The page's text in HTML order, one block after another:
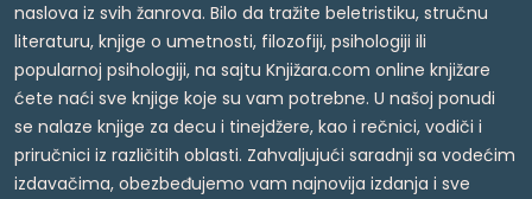
naslova iz svih žanrova. Bilo da tražite beletristiku, stručnu
literaturu, knjige o umetnosti, filozofiji, psihologiji ili
popularnoj psihologiji, na sajtu Knjižara.com online knjižare
ćete naći sve knjige koje su vam potrebne. U našoj ponudi
se nalaze knjige za decu i tinejdžere, kao i rečnici, vodiči i
priručnici iz različitih oblasti. Zahvaljujući saradnji sa vodećim
izdavačima, obezbeđujemo vam najnovija izdanja i sve